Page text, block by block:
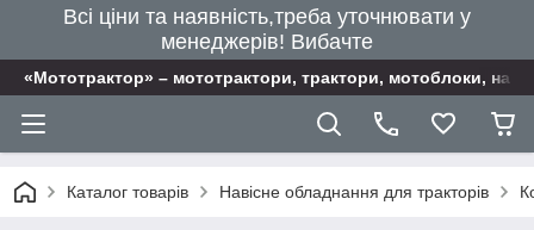
Всі ціни та наявність,треба уточнювати у
менеджерів! Вибачте
«Мототрактор» – мототрактори, трактори, мотоблоки,
Каталог товарів Навісне обладнання для тракторів